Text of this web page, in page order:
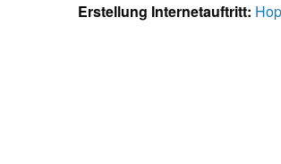
Erstellung Internetauftritt: